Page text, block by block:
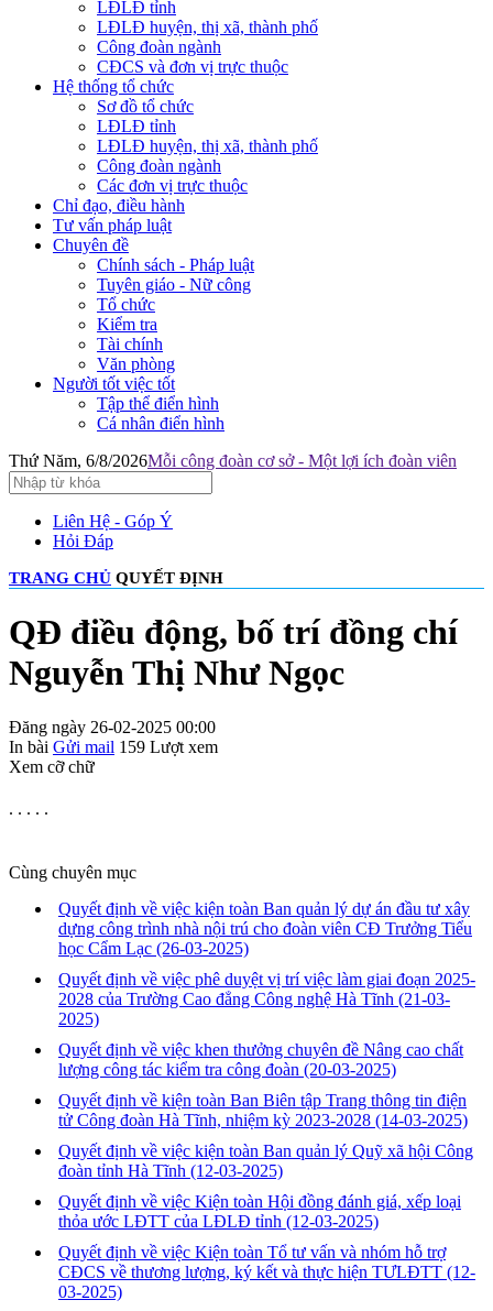
LĐLĐ tỉnh
LĐLĐ huyện, thị xã, thành phố
Công đoàn ngành
CĐCS và đơn vị trực thuộc
Hệ thống tổ chức
Sơ đồ tổ chức
LĐLĐ tỉnh
LĐLĐ huyện, thị xã, thành phố
Công đoàn ngành
Các đơn vị trực thuộc
Chỉ đạo, điều hành
Tư vấn pháp luật
Chuyên đề
Chính sách - Pháp luật
Tuyên giáo - Nữ công
Tổ chức
Kiểm tra
Tài chính
Văn phòng
Người tốt việc tốt
Tập thể điển hình
Cá nhân điển hình
Thứ Năm, 6/8/2026Mỗi công đoàn cơ sở - Một lợi ích đoàn viên
Liên Hệ - Góp Ý
Hỏi Đáp
TRANG CHỦ QUYẾT ĐỊNH
QĐ điều động, bố trí đồng chí
Nguyễn Thị Như Ngọc
Đăng ngày 26-02-2025 00:00
In bài Gửi mail 159 Lượt xem
Xem cỡ chữ
. . . . .
Cùng chuyên mục
Quyết định về việc kiện toàn Ban quản lý dự án đầu tư xây
dựng công trình nhà nội trú cho đoàn viên CĐ Trưởng Tiểu
học Cẩm Lạc (26-03-2025)
Quyết định về việc phê duyệt vị trí việc làm giai đoạn 2025-
2028 của Trường Cao đẳng Công nghệ Hà Tĩnh (21-03-
2025)
Quyết định về việc khen thưởng chuyên đề Nâng cao chất
lượng công tác kiểm tra công đoàn (20-03-2025)
Quyết định về kiện toàn Ban Biên tập Trang thông tin điện
tử Công đoàn Hà Tĩnh, nhiệm kỳ 2023-2028 (14-03-2025)
Quyết định về việc kiện toàn Ban quản lý Quỹ xã hội Công
đoàn tỉnh Hà Tĩnh (12-03-2025)
Quyết định về việc Kiện toàn Hội đồng đánh giá, xếp loại
thỏa ước LĐTT của LĐLĐ tỉnh (12-03-2025)
Quyết định về việc Kiện toàn Tổ tư vấn và nhóm hỗ trợ
CĐCS về thương lượng, ký kết và thực hiện TƯLĐTT (12-
03-2025)